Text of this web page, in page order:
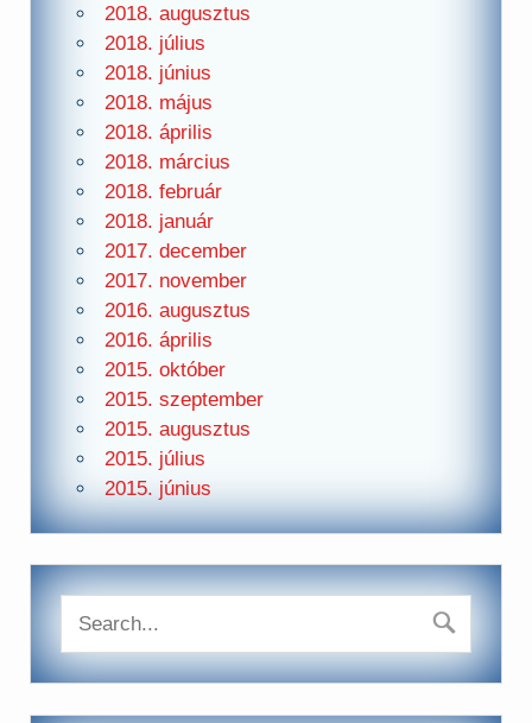
2018. augusztus
2018. július
2018. június
2018. május
2018. április
2018. március
2018. február
2018. január
2017. december
2017. november
2016. augusztus
2016. április
2015. október
2015. szeptember
2015. augusztus
2015. július
2015. június